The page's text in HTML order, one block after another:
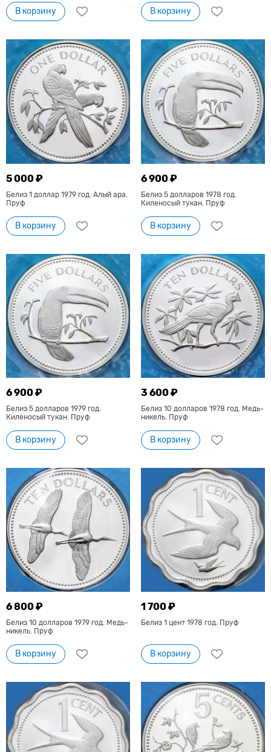
В корзину В корзину
5 000 ₽
Белиз 1 доллар 1979 год. Алый ара.
Пруф
В корзину
6 900 ₽
Белиз 5 долларов 1978 год.
Киленосый тукан. Пруф
В корзину
6 900 ₽
Белиз 5 долларов 1979 год.
Киленосый тукан. Пруф
В корзину
3 600 ₽
Белиз 10 долларов 1978 год. Медь-
никель. Пруф
В корзину
6 800 ₽
Белиз 10 долларов 1979 год. Медь-
никель. Пруф
В корзину
1 700 ₽
Белиз 1 цент 1978 год. Пруф
В корзину